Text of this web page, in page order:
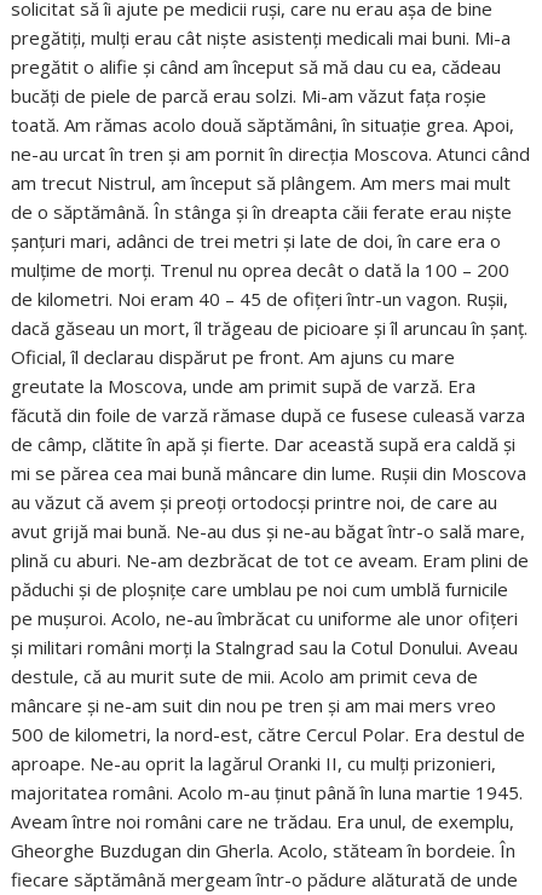
solicitat să îi ajute pe medicii ruși, care nu erau așa de bine
pregătiți, mulți erau cât niște asistenți medicali mai buni. Mi-a
pregătit o alifie și când am început să mă dau cu ea, cădeau
bucăți de piele de parcă erau solzi. Mi-am văzut fața roșie
toată. Am rămas acolo două săptămâni, în situație grea. Apoi,
ne-au urcat în tren și am pornit în direcția Moscova. Atunci când
am trecut Nistrul, am început să plângem. Am mers mai mult
de o săptămână. În stânga și în dreapta căii ferate erau niște
șanțuri mari, adânci de trei metri și late de doi, în care era o
mulțime de morți. Trenul nu oprea decât o dată la 100 – 200
de kilometri. Noi eram 40 – 45 de ofițeri într-un vagon. Rușii,
dacă găseau un mort, îl trăgeau de picioare și îl aruncau în șanț.
Oficial, îl declarau dispărut pe front. Am ajuns cu mare
greutate la Moscova, unde am primit supă de varză. Era
făcută din foile de varză rămase după ce fusese culeasă varza
de câmp, clătite în apă și fierte. Dar această supă era caldă și
mi se părea cea mai bună mâncare din lume. Rușii din Moscova
au văzut că avem și preoți ortodocși printre noi, de care au
avut grijă mai bună. Ne-au dus și ne-au băgat într-o sală mare,
plină cu aburi. Ne-am dezbrăcat de tot ce aveam. Eram plini de
păduchi și de ploșnițe care umblau pe noi cum umblă furnicile
pe mușuroi. Acolo, ne-au îmbrăcat cu uniforme ale unor ofițeri
și militari români morți la Stalngrad sau la Cotul Donului. Aveau
destule, că au murit sute de mii. Acolo am primit ceva de
mâncare și ne-am suit din nou pe tren și am mai mers vreo
500 de kilometri, la nord-est, către Cercul Polar. Era destul de
aproape. Ne-au oprit la lagărul Oranki II, cu mulți prizonieri,
majoritatea români. Acolo m-au ținut până în luna martie 1945.
Aveam între noi români care ne trădau. Era unul, de exemplu,
Gheorghe Buzdugan din Gherla. Acolo, stăteam în bordeie. În
fiecare săptămână mergeam într-o pădure alăturată de unde